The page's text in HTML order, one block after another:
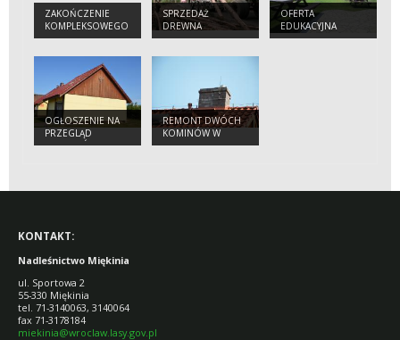
ZAKOŃCZENIE
KOMPLEKSOWEGO
PROJEKTU
GATUNKÓW I
SIEDLISK
PRZYRODNICZYCH
NA OBSZARACH
ZARZĄDZANYCH
PRZEZ PGL LASY
PAŃSTWOWE
SPRZEDAŻ
DREWNA
OFERTA
EDUKACYJNA
OGŁOSZENIE NA
PRZEGLĄD
BUDYNKÓW
REMONT DWÓCH
KOMINÓW W
BUDYNKACH
KONTAKT:
Nadleśnictwo Miękinia
ul. Sportowa 2
55-330 Miękinia
tel. 71-3140063, 3140064
fax 71-3178184
miekinia@wroclaw.lasy.gov.pl